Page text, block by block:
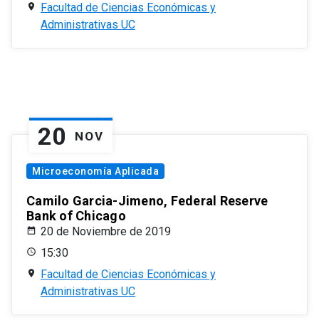
Facultad de Ciencias Económicas y
Administrativas UC
20 NOV
Microeconomía Aplicada
Camilo Garcia-Jimeno, Federal Reserve
Bank of Chicago
20 de Noviembre de 2019
15:30
Facultad de Ciencias Económicas y
Administrativas UC